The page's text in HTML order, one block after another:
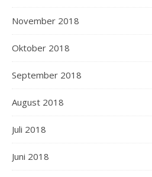
November 2018
Oktober 2018
September 2018
August 2018
Juli 2018
Juni 2018